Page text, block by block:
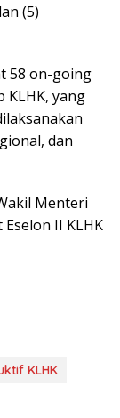
(5)
58 on-going
KLHK, yang
dan
Menteri
Eselon II KLHK
KLHK